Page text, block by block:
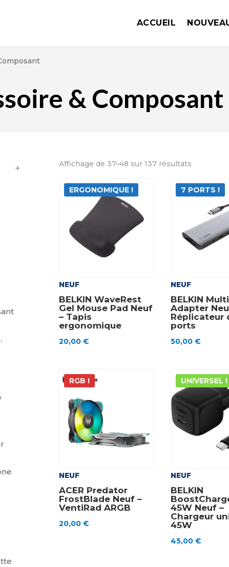
ACCUEIL
& Composant
Affichage de 37–48 sur 137 résultats
plus
récent
plus
ancien
ERGONOMIQUE !
NEUF
BELKIN WaveRest
Gel Mouse Pad Neuf
– Tapis
ergonomique
20,00€
7 PORTS !
NEUF
BELKIN
Adapter
Réplicateur
ports
50,00 €
RGB !
NEUF
ACER Predator
FrostBlade Neuf –
VentiRad ARGB
20,00€
UNIVERSEL !
NEUF
BELKIN
45W Neuf –
Chargeur
45W
45,00 €